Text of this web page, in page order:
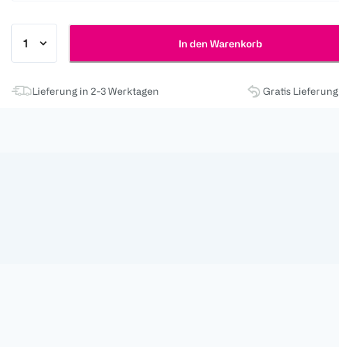
In den Warenkorb
Lieferung in 2-3 Werktagen Gratis